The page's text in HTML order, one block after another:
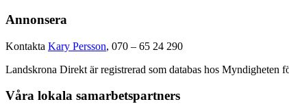
Annonsera
Kontakta Kary Persson, 070 – 65 24 290
Landskrona Direkt är registrerad som databas hos Myndigheten
Våra lokala samarbetspartners